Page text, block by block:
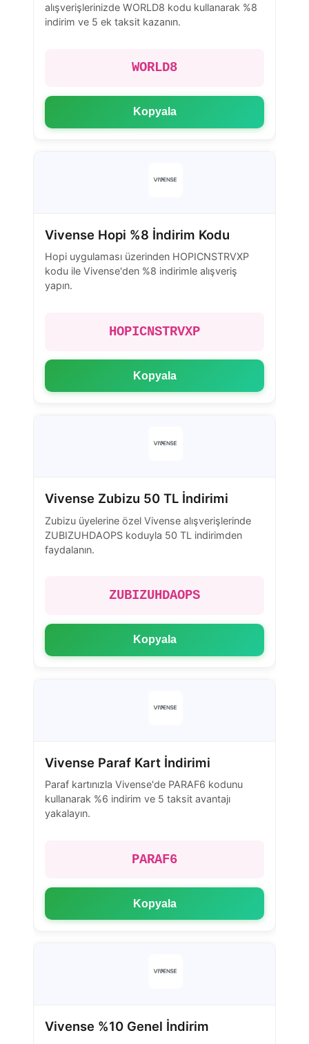
alışverişlerinizde WORLD8 kodu kullanarak %8
indirim ve 5 ek taksit kazanın.
WORLD8
Kopyala
Vivense Hopi %8 İndirim Kodu
Hopi uygulaması üzerinden HOPICNSTRVXP
kodu ile Vivense'den %8 indirimle alışveriş
yapın.
HOPICNSTRVXP
Kopyala
Vivense Zubizu 50 TL İndirimi
Zubizu üyelerine özel Vivense alışverişlerinde
ZUBIZUHDAOPS koduyla 50 TL indirimden
faydalanın.
ZUBIZUHDAOPS
Kopyala
Vivense Paraf Kart İndirimi
Paraf kartınızla Vivense'de PARAF6 kodunu
kullanarak %6 indirim ve 5 taksit avantajı
yakalayın.
PARAF6
Kopyala
Vivense %10 Genel İndirim